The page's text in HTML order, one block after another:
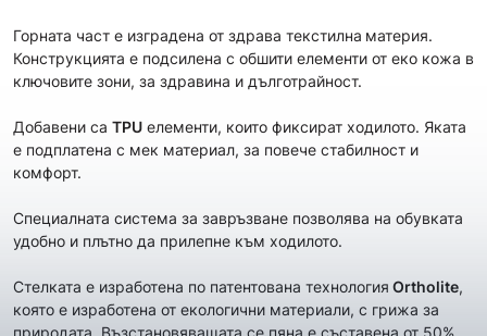
Горната част е изградена от здрава текстилна материя.
Конструкцията е подсилена с обшити елементи от еко кожа в
ключовите зони, за здравина и дълготрайност.
Добавени са TPU елементи, които фиксират ходилото. Яката
е подплатена с мек материал, за повече стабилност и
комфорт.
Специалната система за завръзване позволява на обувката
удобно и плътно да прилепне към ходилото.
Стелката е изработена по патентована технология Ortholite,
която е изработена от екологични материали, с грижа за
природата. Възстановяващата се пяна е съставена от 50%